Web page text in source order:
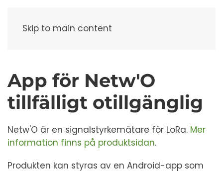
Skip to main content
App för Netw'O
tillfälligt otillgänglig
Netw'O är en signalstyrkemätare för LoRa. Mer
information finns på produktsidan.
Produkten kan styras av en Android-app som